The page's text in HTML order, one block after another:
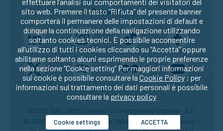
Seguici su:
©2026 Tutti i diritti riservati | Confartigianato Imprese – C.F.
80429270582 |Privacy|Cookie Whistleblowing|Disclaimer
sito web. Premere il tasto “Rifiuta” del presente banner
comporterà il permanere delle impostazioni di default e
dunque la continuazione della navigazione utilizzando
soltanto cookies tecnici. È possibile acconsentire
all’utilizzo di tutti i cookies cliccando su “Accetta” oppure
abilitarne soltanto alcuni esprimendo le proprie preferenze
nella sezione “Cookie setting” Per maggiori informazioni
sui cookie è possibile consultare la Cookie Policy; per
informazioni sul trattamento dei dati personali è possibile
consultare la privacy policy
Cookie settings ACCETTA